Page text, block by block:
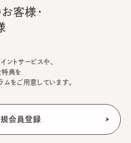
客様・
ントサービスや、
特典を
をご用意しています。